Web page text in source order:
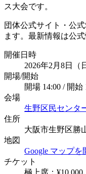
ス大会です。
団体公式サイト・公
ます。最新情報は公
開催日時
2026年2月8日（
開場/開始
開場 14:00 / 開始
会場
生野区民センタ
住所
大阪市生野区勝
地図
Google マップを
チケット
極上席：